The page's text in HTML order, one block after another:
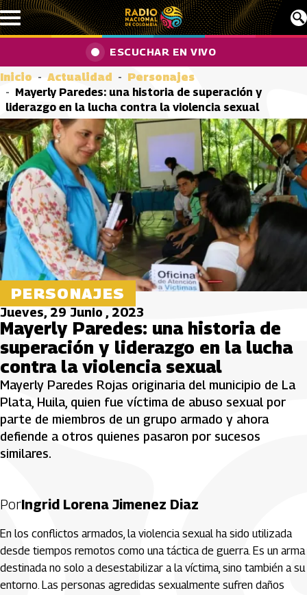
Pasar al contenido principal
ESCUCHAR EN VIVO
Inicio Actualidad
Personajes
Mayerly Paredes: una historia de superación y
liderazgo en la lucha contra la violencia sexual
PERSONAJES
Jueves, 29 Junio , 2023
Mayerly Paredes: una historia de
superación y liderazgo en la lucha
contra la violencia sexual
Mayerly Paredes Rojas originaria del municipio de La
Plata, Huila, quien fue víctima de abuso sexual por
parte de miembros de un grupo armado y ahora
defiende a otros quienes pasaron por sucesos
similares.
PorIngrid Lorena Jimenez Diaz
En los conflictos armados, la violencia sexual ha sido utilizada
desde tiempos remotos como una táctica de guerra. Es un arma
destinada no solo a desestabilizar a la víctima, sino también a su
entorno. Las personas agredidas sexualmente sufren daños